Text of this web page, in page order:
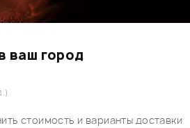
ваш город
стоимость и варианты доставки